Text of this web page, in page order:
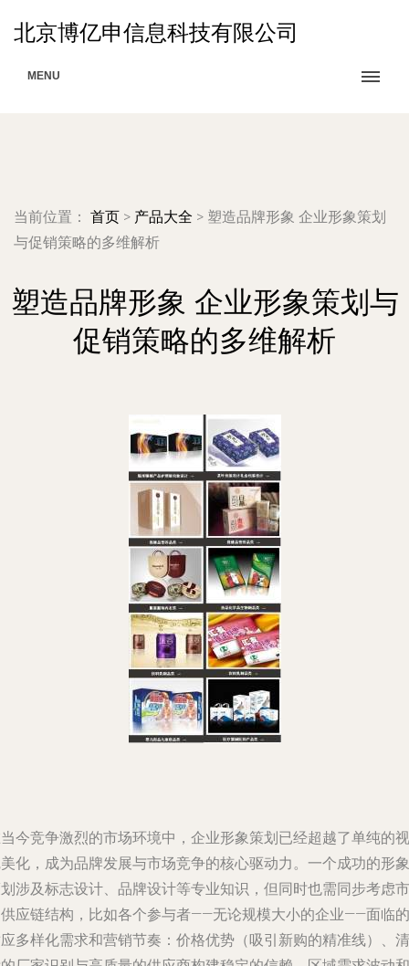
北京博亿申信息科技有限公司
MENU
当前位置： 首页 > 产品大全 > 塑造品牌形象 企业形象策划
与促销策略的多维解析
塑造品牌形象 企业形象策划与
促销策略的多维解析
今竞争激烈的市场环境中，企业形象策划已经超越了单纯的视
化，成为品牌发展与市场竞争的核心驱动力。一个成功的形象
涉及标志设计、品牌设计等专业知识，但同时也需同步考虑市
应链结构，比如各个参与者——无论规模大小的企业——面临的
多样化需求和营销节奏：价格优势（吸引新购的精准线）、清